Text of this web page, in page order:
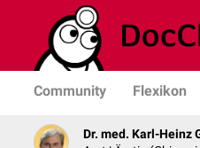
Community Flexikon
Dr. med. Karl-Heinz